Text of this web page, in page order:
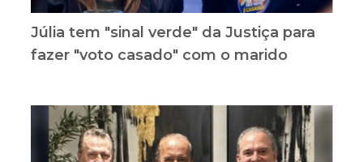
Júlia tem "sinal verde" da Justiça para
fazer "voto casado" com o marido